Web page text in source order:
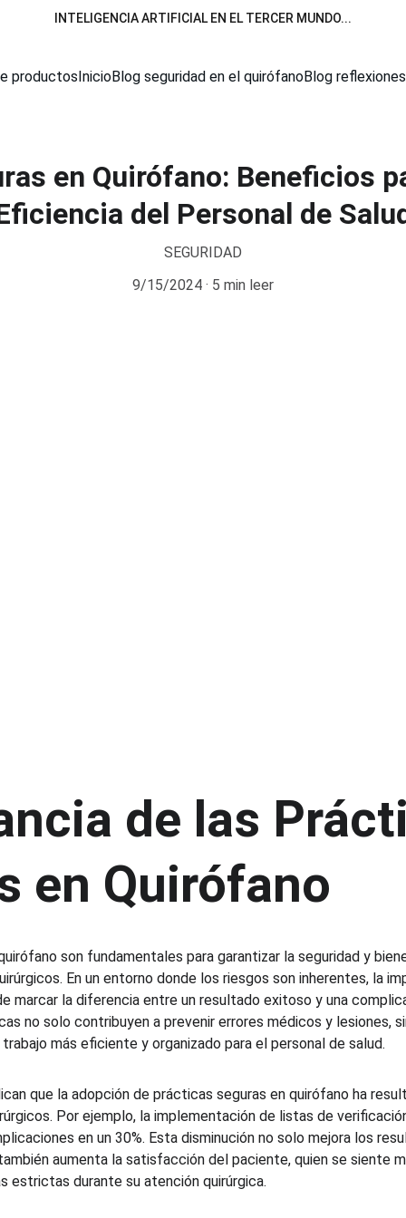
INTELIGENCIA ARTIFICIAL EN EL TERCER MUNDO...
productosInicioBlog seguridad en el quirófanoBlog
en Quirófano: Beneficios
del Personal de
SEGURIDAD
9/15/2024
5 min leer
de las
en Quirófano
son fundamentales para garantizar la seguridad y
En un entorno donde los riesgos son inherentes, la
marcar la diferencia entre un resultado exitoso y una
no solo contribuyen a prevenir errores médicos y lesiones,
más eficiente y organizado para el personal de salud.
que la adopción de prácticas seguras en quirófano ha
Por ejemplo, la implementación de listas de
en un 30%. Esta disminución no solo mejora los
aumenta la satisfacción del paciente, quien se siente
estrictas durante su atención quirúrgica.